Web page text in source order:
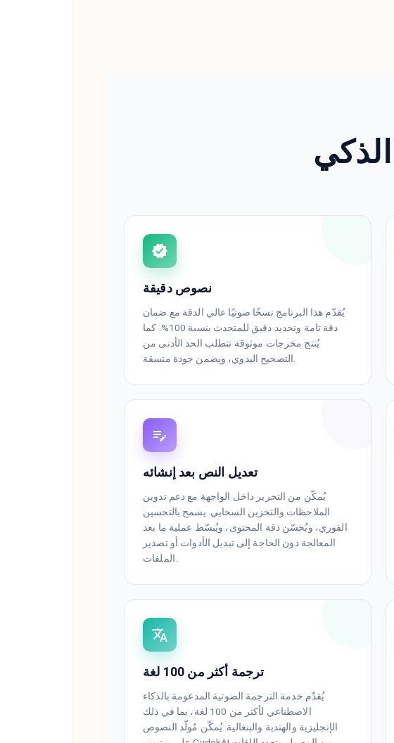
نصوص دقيقة
يُقدّم هذا البرنامج نسخًا صوتيًا عالي الدقة مع ضمان
دقة تامة وتحديد دقيق للمتحدث بنسبة 100%. كما
يُنتج مخرجات موثوقة تتطلب الحد الأدنى من
تعديل النص بعد إنشائه
يُمكّن من التحرير داخل الواجهة مع دعم تدوين
الملاحظات والتخزين السحابي. يسمح بالتحسين
الفوري، ويُحسّن دقة المحتوى، ويُبسّط عملية ما بعد
المعالجة دون الحاجة إلى تبديل الأدوات أو تصدير
ترجمة أكثر من 100 لغة
يُقدّم خدمة الترجمة الصوتية المدعومة بالذكاء
الاصطناعي لأكثر من 100 لغة، بما في ذلك
الإنجليزية والهندية والبنغالية. يُمكّن مُولّد النصوص